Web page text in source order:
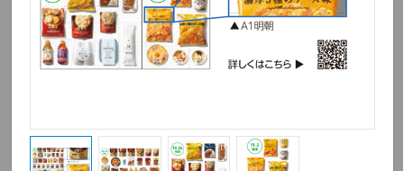
（パッケージ裏面）
ジョントラベラーズ2 王
立図書館とマモノの封